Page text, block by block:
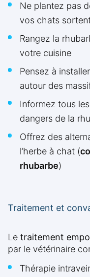
Ne plantez pas
vos chats
Rangez la
votre cuisine
Pensez à
autour des
Informez tous
dangers de la
Offrez des
l’herbe à chat (
rhubarbe)
Traitement et
Le traitement
par le vétérinaire
Thérapie